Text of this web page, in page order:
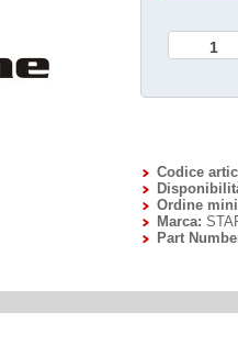
Codice
Ordine
Marca:
Part